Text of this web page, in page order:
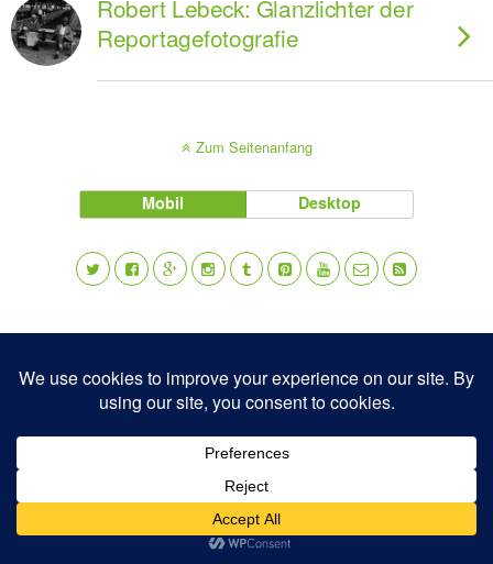
Robert Lebeck: Glanzlichter der
Reportagefotografie
Zum Seitenanfang
Mobil Desktop